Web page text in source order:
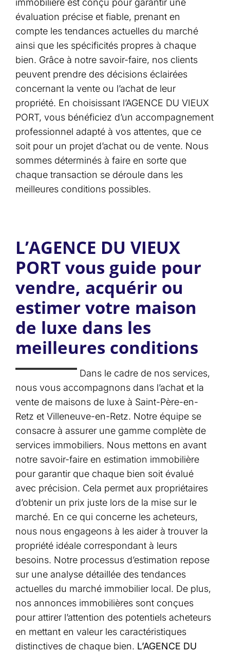
évaluation précise et fiable, prenant en
compte les tendances actuelles du marché
ainsi que les spécificités propres à chaque
bien. Grâce à notre savoir-faire, nos clients
peuvent prendre des décisions éclairées
concernant la vente ou l’achat de leur
propriété. En choisissant l’AGENCE DU VIEUX
PORT, vous bénéficiez d’un accompagnement
professionnel adapté à vos attentes, que ce
soit pour un projet d’achat ou de vente. Nous
sommes déterminés à faire en sorte que
chaque transaction se déroule dans les
meilleures conditions possibles.
L’AGENCE DU VIEUX
PORT vous guide pour
vendre, acquérir ou
estimer votre maison
de luxe dans les
meilleures conditions
Dans le cadre de nos services,
nous vous accompagnons dans l’achat et la
vente de maisons de luxe à Saint-Père-en-
Retz et Villeneuve-en-Retz. Notre équipe se
consacre à assurer une gamme complète de
services immobiliers. Nous mettons en avant
notre savoir-faire en estimation immobilière
pour garantir que chaque bien soit évalué
avec précision. Cela permet aux propriétaires
d’obtenir un prix juste lors de la mise sur le
marché. En ce qui concerne les acheteurs,
nous nous engageons à les aider à trouver la
propriété idéale correspondant à leurs
besoins. Notre processus d’estimation repose
sur une analyse détaillée des tendances
actuelles du marché immobilier local. De plus,
nos annonces immobilières sont conçues
pour attirer l’attention des potentiels acheteurs
en mettant en valeur les caractéristiques
distinctives de chaque bien. L’AGENCE DU